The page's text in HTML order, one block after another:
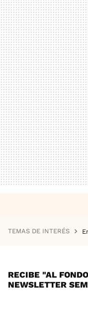
TEMAS DE INTERÉS
RECIBE "AL
NEWSLETTER